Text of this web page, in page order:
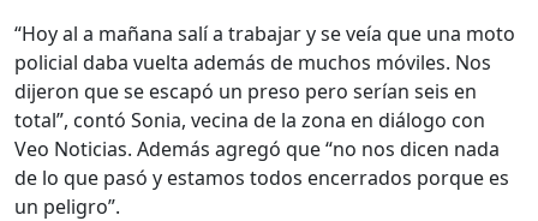
“Hoy al a mañana salí a trabajar y se veía que una moto
policial daba vuelta además de muchos móviles. Nos
dijeron que se escapó un preso pero serían seis en
total”, contó Sonia, vecina de la zona en diálogo con
Veo Noticias. Además agregó que “no nos dicen nada
de lo que pasó y estamos todos encerrados porque es
un peligro”.